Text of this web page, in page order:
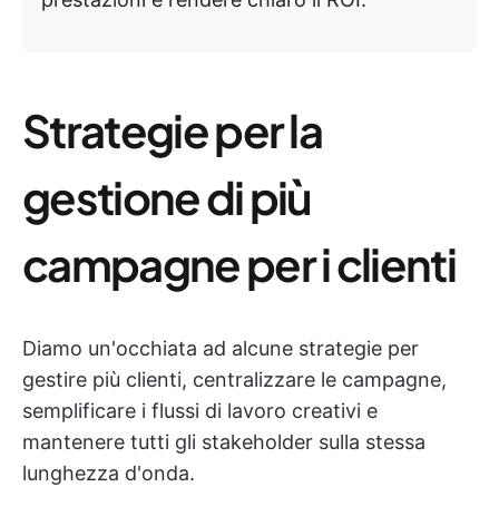
Strategie per la
gestione di più
campagne per i clienti
Diamo un'occhiata ad alcune strategie per
gestire più clienti, centralizzare le campagne,
semplificare i flussi di lavoro creativi e
mantenere tutti gli stakeholder sulla stessa
lunghezza d'onda.